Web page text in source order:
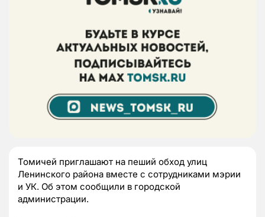
Томичей приглашают на пеший обход улиц
Ленинского района вместе с сотрудниками мэрии
и УК. Об этом сообщили в городской
администрации.